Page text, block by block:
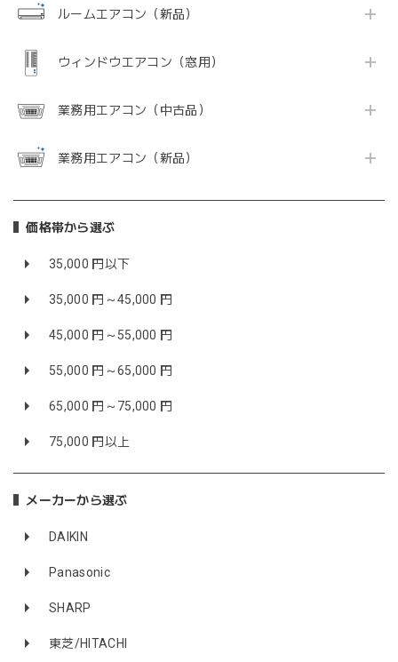
ルームエアコン（新品）
ウィンドウエアコン（窓用）
業務用エアコン（中古品）
業務用エアコン（新品）
価格帯から選ぶ
35,000 円以下
35,000 円～45,000 円
45,000 円～55,000 円
55,000 円～65,000 円
65,000 円～75,000 円
75,000 円以上
メーカーから選ぶ
DAIKIN
Panasonic
SHARP
東芝/HITACHI